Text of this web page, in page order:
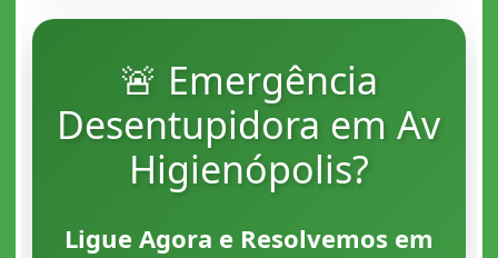
🚨 Emergência
Desentupidora em Av
Higienópolis?
Ligue Agora e Resolvemos em